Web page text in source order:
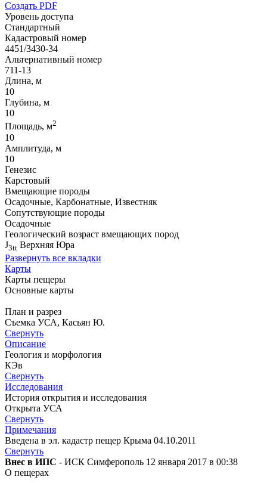
Создать PDF
Уровень доступа
Стандартный
Кадастровый номер
4451/3430-34
Альтернативный номер
711-13
Длина, м
10
Глубина, м
10
Площадь, м2
10
Амплитуда, м
10
Генезис
Карстовый
Вмещающие породы
Осадочные, Карбонатные, Известняк
Сопутствующие породы
Осадочные
Геологический возраст вмещающих пород
J3tt Верхняя Юра
Развернуть все вкладки
Карты
Карты пещеры
Основные карты
План и разрез
Съемка УСА, Касьян Ю.
Свернуть
Описание
Геология и морфология
КЭв
Свернуть
Исследования
История открытия и исследования
Открыта УСА
Свернуть
Примечания
Введена в эл. кадастр пещер Крыма 04.10.2011
Свернуть
Внес в ИПС - ИСК Симферополь 12 января 2017 в 00:38
О пещерах